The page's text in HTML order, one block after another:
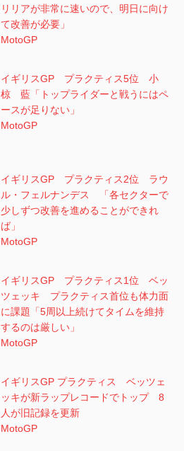
リリアが非常に速いので、明日に向け
て改善が必要」
MotoGP
イギリスGP プラクティス5位 小
椋 藍「トップライダーと戦うにはペ
ースが足りない」
MotoGP
イギリスGP プラクティス2位 ラウ
ル・フェルナンデス 「各セクターで
少しずつ改善を進めることができれ
ば」
MotoGP
イギリスGP プラクティス1位 ベッ
ツェッキ プラクティス首位も体力面
に課題「5周以上続けてタイムを維持
するのは厳しい」
MotoGP
イギリスGP プラクティス ベッツェ
ッキが新ラップレコードでトップ 8
人が旧記録を更新
MotoGP